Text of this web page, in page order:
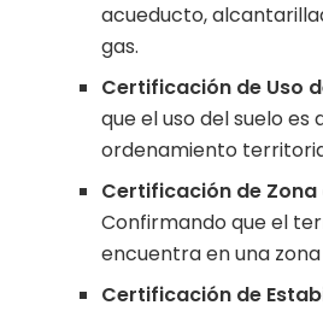
acueducto,
gas.
Certificación de Uso
que el uso del suelo es
ordenamiento
Certificación de Zona
Confirmando que el
encuentra en una
Certificación de